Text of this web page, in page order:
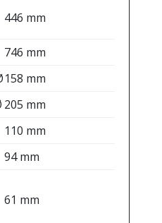
446 mm
746 mm
158 mm
205 mm
110 mm
94 mm
61 mm